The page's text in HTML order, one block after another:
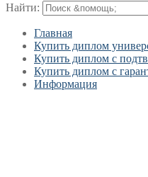
Найти:
Главная
Купить диплом
Купить диплом с
Купить диплом с
Информация